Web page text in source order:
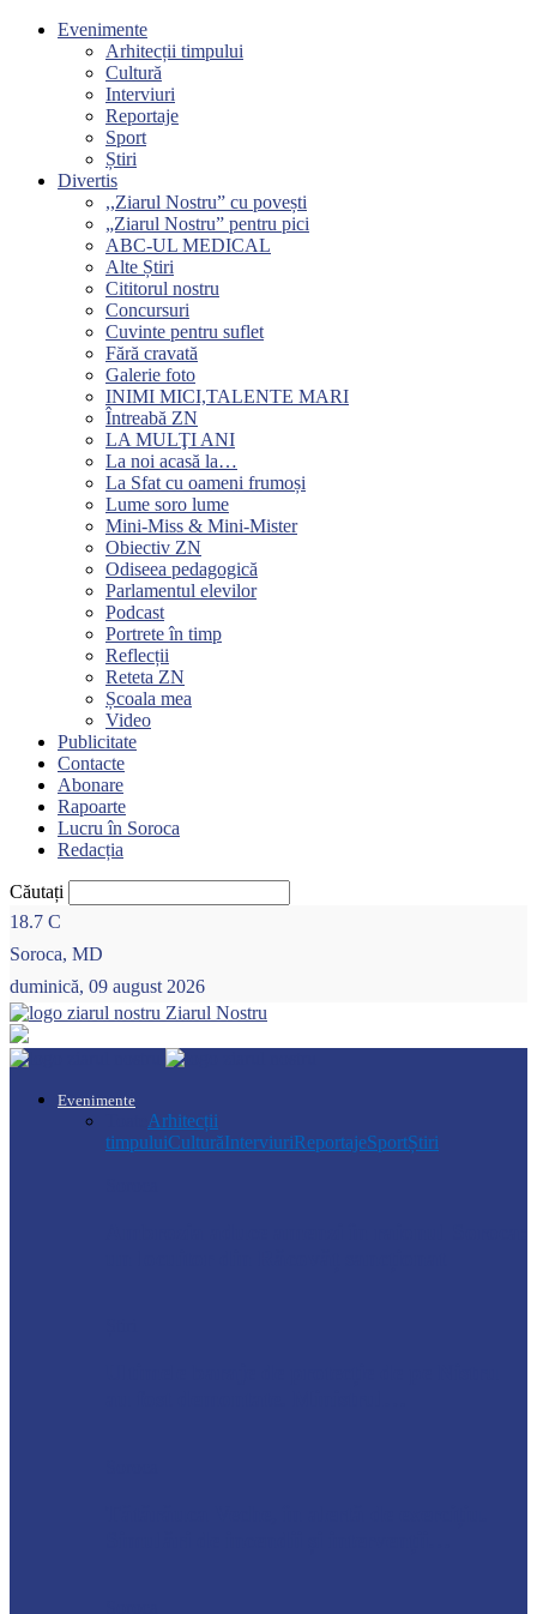
Evenimente
Arhitecții timpului
Cultură
Interviuri
Reportaje
Sport
Știri
Divertis
,,Ziarul Nostru” cu povești
„Ziarul Nostru” pentru pici
ABC-UL MEDICAL
Alte Știri
Cititorul nostru
Concursuri
Cuvinte pentru suflet
Fără cravată
Galerie foto
INIMI MICI,TALENTE MARI
Întreabă ZN
LA MULŢI ANI
La noi acasă la…
La Sfat cu oameni frumoși
Lume soro lume
Mini-Miss & Mini-Mister
Obiectiv ZN
Odiseea pedagogică
Parlamentul elevilor
Podcast
Portrete în timp
Reflecții
Reteta ZN
Școala mea
Video
Publicitate
Contacte
Abonare
Rapoarte
Lucru în Soroca
Redacția
Căutați
18.7 C
Soroca, MD
duminică, 09 august 2026
Ziarul Nostru
Evenimente
Arhitecții
timpuluiCulturăInterviuriReportajeSportȘtiri